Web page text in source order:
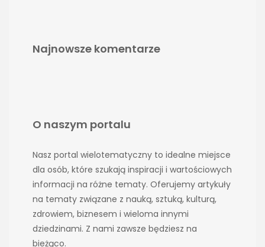
Najnowsze komentarze
O naszym portalu
Nasz portal wielotematyczny to idealne miejsce
dla osób, które szukają inspiracji i wartościowych
informacji na różne tematy. Oferujemy artykuły
na tematy związane z nauką, sztuką, kulturą,
zdrowiem, biznesem i wieloma innymi
dziedzinami. Z nami zawsze będziesz na
bieżąco.